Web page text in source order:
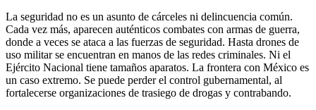
La seguridad no es un asunto de cárceles ni delincuencia común.
Cada vez más, aparecen auténticos combates con armas de guerra,
donde a veces se ataca a las fuerzas de seguridad. Hasta drones de
uso militar se encuentran en manos de las redes criminales. Ni el
Ejército Nacional tiene tamaños aparatos. La frontera con México es
un caso extremo. Se puede perder el control gubernamental, al
fortalecerse organizaciones de trasiego de drogas y contrabando.